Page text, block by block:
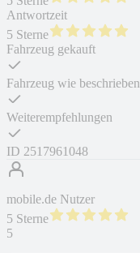
Antwortzeit
5 Sterne
Fahrzeug gekauft
Fahrzeug wie beschrieben
Weiterempfehlungen
ID 2517961048
mobile.de Nutzer
5 Sterne
5